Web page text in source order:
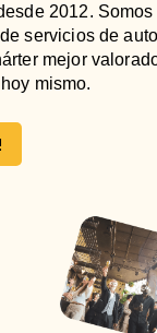
2012.
servicios de
mejor
mismo.